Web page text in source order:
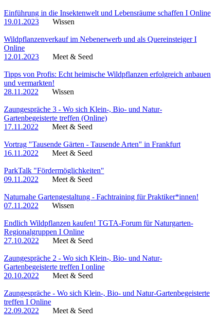
Einführung in die Insektenwelt und Lebensräume schaffen I Online
19.01.2023
Wissen
Wildpflanzenverkauf im Nebenerwerb und als Quereinsteiger I
Online
12.01.2023
Meet & Seed
Tipps von Profis: Echt heimische Wildpflanzen erfolgreich anbauen
und vermarkten!
28.11.2022
Wissen
Zaungespräche 3 - Wo sich Klein-, Bio- und Natur-
Gartenbegeisterte treffen (Online)
17.11.2022
Meet & Seed
Vortrag "Tausende Gärten - Tausende Arten" in Frankfurt
16.11.2022
Meet & Seed
ParkTalk "Fördermöglichkeiten"
09.11.2022
Meet & Seed
Naturnahe Gartengestaltung - Fachtraining für Praktiker*innen!
07.11.2022
Wissen
Endlich Wildpflanzen kaufen! TGTA-Forum für Naturgarten-
Regionalgruppen I Online
27.10.2022
Meet & Seed
Zaungespräche 2 - Wo sich Klein-, Bio- und Natur-
Gartenbegeisterte treffen I online
20.10.2022
Meet & Seed
Zaungespräche - Wo sich Klein-, Bio- und Natur-Gartenbegeisterte
treffen I Online
22.09.2022
Meet & Seed